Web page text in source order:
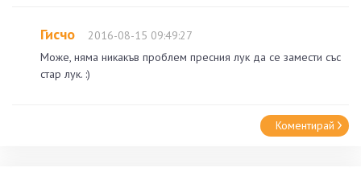
Гисчо
2016-08-15 09:49:27
Може, няма никакъв проблем пресния лук да се замести със
стар лук. :)
Коментирай